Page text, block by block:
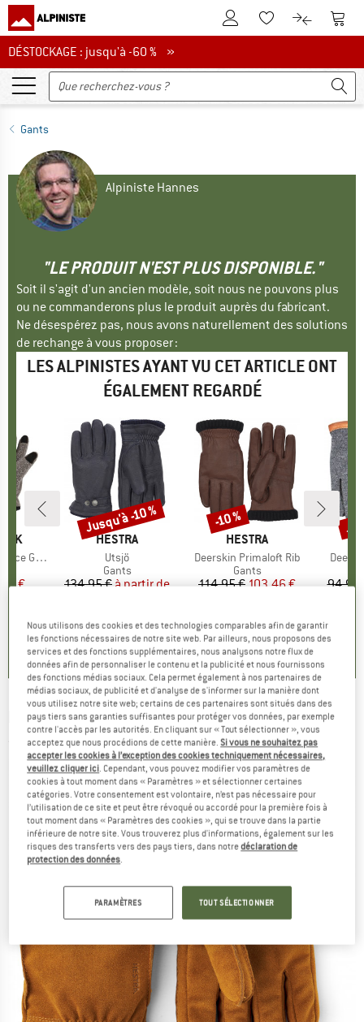
Vers le compte client
Vers la liste
Vers le
DÉSTOCKAGE : jusqu'à -60 %
DÉSTOCKAGE : jusqu'à -60 % »
Gants
Alpiniste Hannes
"LE PRODUIT N'EST PLUS DISPONIBLE."
Soit il s'agit d'un ancien modèle, soit nous ne pouvons plus
ou ne commanderons plus le produit auprès du fabricant.
Ne désespérez pas, nous avons naturellement des solutions
de rechange à vous proposer :
LES ALPINISTES AYANT VU CET ARTICLE ONT
ÉGALEMENT REGARDÉ
Gloves
réduit
€
MARQUE
HESTRA
Article
Utsjö
Product group
Gants
Prix
134,95 € Prix réduit
à partir de
+3
4,6(34)
Remise
Jusqu'à -10 %
MARQUE
HESTRA
Article
Deerskin Primaloft Rib
Product group
Gants
Prix
114,95 € Prix réduit
103,46 €
4,4(11)
Remise
-10 %
Article
94,95
HESTRA -Viljar - Gants
(0)
Nous utilisons des cookies et des technologies comparables afin de garantir
les fonctions nécessaires de notre site web. Par ailleurs, nous proposons des
services et des fonctions supplémentaires, nous analysons notre flux de
données afin de personnaliser le contenu et la publicité et nous fournissons
des fonctions médias sociaux. Cela permet également à nos partenaires de
médias sociaux, de publicité et d'analyse de s'informer sur la manière dont
vous utilisez notre site web; certains de ces partenaires sont situés dans des
pays tiers sans garanties suffisantes pour protéger vos données, par exemple
contre l'accès par les autorités. En cliquant sur « Tout sélectionner », vous
acceptez que nous procédions de cette manière.Si vous ne souhaitez pas
accepter les cookies à l’exception des cookies techniquement nécessaires,
veuillez cliquer ici. Cependant, vous pouvez modifier vos paramètres de
cookies à tout moment dans « Paramètres » et sélectionner certaines
catégories. Votre consentement est volontaire, n’est pas nécessaire pour
l’utilisation de ce site et peut être révoqué ou accordé pour la première fois à
tout moment dans « Paramètres des cookies », qui se trouve dans la partie
inférieure de notre site. Vous trouverez plus d'informations, également sur les
risques des transferts vers des pays tiers, dans notredéclaration de
protection des données.
PARAMÈTRES TOUT SÉLECTIONNER